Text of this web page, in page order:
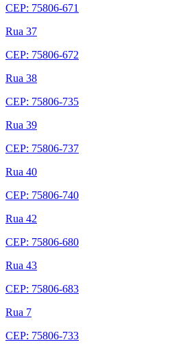
CEP: 75806-671
Rua 37
CEP: 75806-672
Rua 38
CEP: 75806-735
Rua 39
CEP: 75806-737
Rua 40
CEP: 75806-740
Rua 42
CEP: 75806-680
Rua 43
CEP: 75806-683
Rua 7
CEP: 75806-733